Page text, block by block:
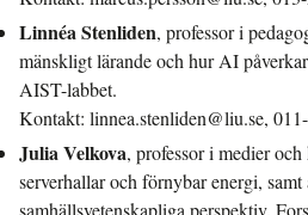
Linnéa Stenliden, professor i
mänskligt lärande och hur AI
AIST-labbet.
Kontakt: linnea.stenliden@liu.se,
Julia Velkova, professor i medier
serverhallar och förnybar energi,
samhällsvetenskapliga perspektiv.